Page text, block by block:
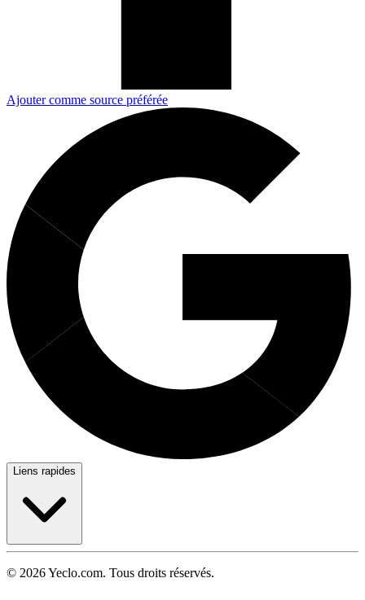
Ajouter comme source préférée
Liens rapides
© 2026 Yeclo.com. Tous droits réservés.